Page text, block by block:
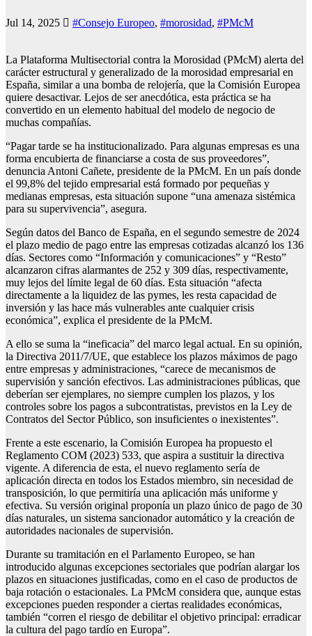
Jul 14, 2025 #Consejo Europeo, #morosidad, #PMcM
La Plataforma Multisectorial contra la Morosidad (PMcM) alerta del
carácter estructural y generalizado de la morosidad empresarial en
España, similar a una bomba de relojería, que la Comisión Europea
quiere desactivar. Lejos de ser anecdótica, esta práctica se ha
convertido en un elemento habitual del modelo de negocio de
muchas compañías.
“Pagar tarde se ha institucionalizado. Para algunas empresas es una
forma encubierta de financiarse a costa de sus proveedores”,
denuncia Antoni Cañete, presidente de la PMcM. En un país donde
el 99,8% del tejido empresarial está formado por pequeñas y
medianas empresas, esta situación supone “una amenaza sistémica
para su supervivencia”, asegura.
Según datos del Banco de España, en el segundo semestre de 2024
el plazo medio de pago entre las empresas cotizadas alcanzó los 136
días. Sectores como “Información y comunicaciones” y “Resto”
alcanzaron cifras alarmantes de 252 y 309 días, respectivamente,
muy lejos del límite legal de 60 días. Esta situación “afecta
directamente a la liquidez de las pymes, les resta capacidad de
inversión y las hace más vulnerables ante cualquier crisis
económica”, explica el presidente de la PMcM.
A ello se suma la “ineficacia” del marco legal actual. En su opinión,
la Directiva 2011/7/UE, que establece los plazos máximos de pago
entre empresas y administraciones, “carece de mecanismos de
supervisión y sanción efectivos. Las administraciones públicas, que
deberían ser ejemplares, no siempre cumplen los plazos, y los
controles sobre los pagos a subcontratistas, previstos en la Ley de
Contratos del Sector Público, son insuficientes o inexistentes”.
Frente a este escenario, la Comisión Europea ha propuesto el
Reglamento COM (2023) 533, que aspira a sustituir la directiva
vigente. A diferencia de esta, el nuevo reglamento sería de
aplicación directa en todos los Estados miembro, sin necesidad de
transposición, lo que permitiría una aplicación más uniforme y
efectiva. Su versión original proponía un plazo único de pago de 30
días naturales, un sistema sancionador automático y la creación de
autoridades nacionales de supervisión.
Durante su tramitación en el Parlamento Europeo, se han
introducido algunas excepciones sectoriales que podrían alargar los
plazos en situaciones justificadas, como en el caso de productos de
baja rotación o estacionales. La PMcM considera que, aunque estas
excepciones pueden responder a ciertas realidades económicas,
también “corren el riesgo de debilitar el objetivo principal: erradicar
la cultura del pago tardío en Europa”.